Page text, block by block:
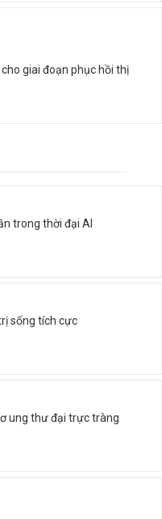
giai đoạn phục hồi thị
trong thời đại AI
sống tích cực
ung thư đại trực tràng